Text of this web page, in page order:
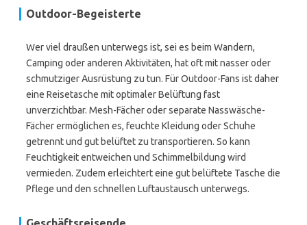
Outdoor-Begeisterte
Wer viel draußen unterwegs ist, sei es beim Wandern,
Camping oder anderen Aktivitäten, hat oft mit nasser oder
schmutziger Ausrüstung zu tun. Für Outdoor-Fans ist daher
eine Reisetasche mit optimaler Belüftung fast
unverzichtbar. Mesh-Fächer oder separate Nasswäsche-
Fächer ermöglichen es, feuchte Kleidung oder Schuhe
getrennt und gut belüftet zu transportieren. So kann
Feuchtigkeit entweichen und Schimmelbildung wird
vermieden. Zudem erleichtert eine gut belüftete Tasche die
Pflege und den schnellen Luftaustausch unterwegs.